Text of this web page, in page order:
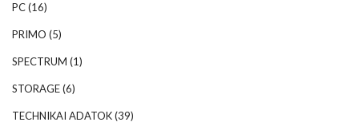
PC(16)
PRIMO (5)
SPECTRUM (1)
STORAGE(6)
TECHNIKAI ADATOK(39)